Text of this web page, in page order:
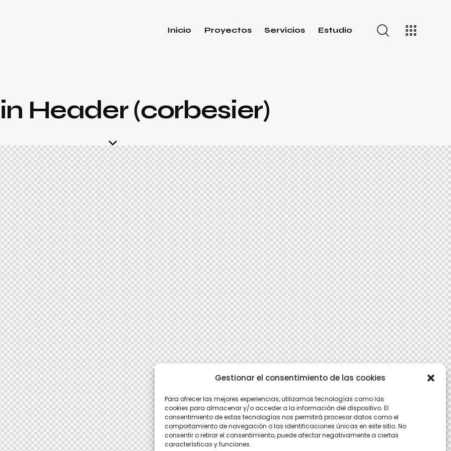
Gestionar el consentimiento de las cookies
Para ofrecer las mejores experiencias, utilizamos tecnologías como las
cookies para almacenar y/o acceder a la información del dispositivo. El
consentimiento de estas tecnologías nos permitirá procesar datos como el
comportamiento de navegación o las identificaciones únicas en este sitio. No
consentir o retirar el consentimiento, puede afectar negativamente a ciertas
características y funciones.
Inicio Proyectos Servicios Estudio
Header (corbesier)